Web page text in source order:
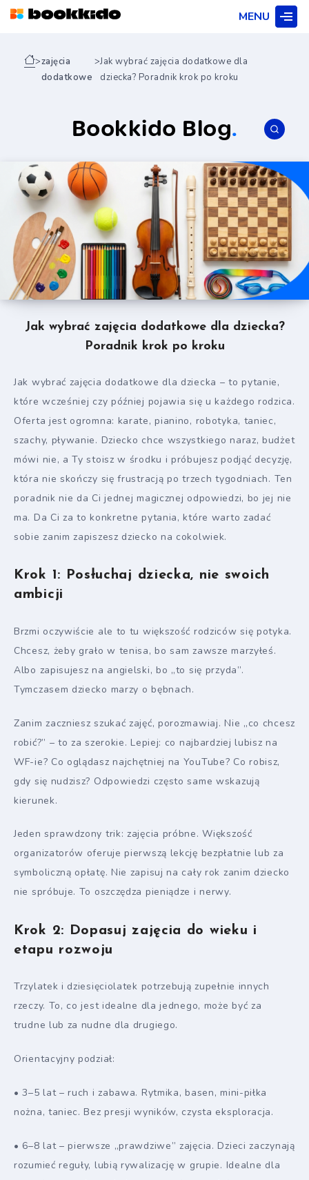
MENU
>zajęcia
dodatkowe
>Jak wybrać zajęcia dodatkowe dla
dziecka? Poradnik krok po kroku
Bookkido Blog.
Jak wybrać zajęcia dodatkowe dla dziecka?
Poradnik krok po kroku
Jak wybrać zajęcia dodatkowe dla dziecka – to pytanie,
które wcześniej czy później pojawia się u każdego rodzica.
Oferta jest ogromna: karate, pianino, robotyka, taniec,
szachy, pływanie. Dziecko chce wszystkiego naraz, budżet
mówi nie, a Ty stoisz w środku i próbujesz podjąć decyzję,
która nie skończy się frustracją po trzech tygodniach. Ten
poradnik nie da Ci jednej magicznej odpowiedzi, bo jej nie
ma. Da Ci za to konkretne pytania, które warto zadać
sobie zanim zapiszesz dziecko na cokolwiek.
Krok 1: Posłuchaj dziecka, nie swoich
ambicji
Brzmi oczywiście ale to tu większość rodziców się potyka.
Chcesz, żeby grało w tenisa, bo sam zawsze marzyłeś.
Albo zapisujesz na angielski, bo „to się przyda”.
Tymczasem dziecko marzy o bębnach.
Zanim zaczniesz szukać zajęć, porozmawiaj. Nie „co chcesz
robić?” – to za szerokie. Lepiej: co najbardziej lubisz na
WF-ie? Co oglądasz najchętniej na YouTube? Co robisz,
gdy się nudzisz? Odpowiedzi często same wskazują
kierunek.
Jeden sprawdzony trik: zajęcia próbne. Większość
organizatorów oferuje pierwszą lekcję bezpłatnie lub za
symboliczną opłatę. Nie zapisuj na cały rok zanim dziecko
nie spróbuje. To oszczędza pieniądze i nerwy.
Krok 2: Dopasuj zajęcia do wieku i
etapu rozwoju
Trzylatek i dziesięciolatek potrzebują zupełnie innych
rzeczy. To, co jest idealne dla jednego, może być za
trudne lub za nudne dla drugiego.
Orientacyjny podział:
• 3–5 lat – ruch i zabawa. Rytmika, basen, mini-piłka
nożna, taniec. Bez presji wyników, czysta eksploracja.
• 6–8 lat – pierwsze „prawdziwe” zajęcia. Dzieci zaczynają
rozumieć reguły, lubią rywalizację w grupie. Idealne dla